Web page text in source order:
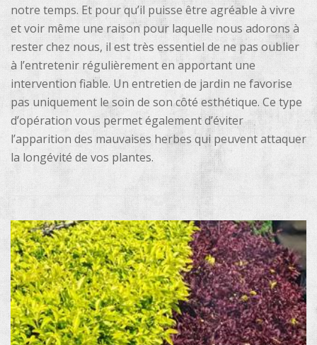
notre temps. Et pour qu’il puisse être agréable à vivre
et voir même une raison pour laquelle nous adorons à
rester chez nous, il est très essentiel de ne pas oublier
à l’entretenir régulièrement en apportant une
intervention fiable. Un entretien de jardin ne favorise
pas uniquement le soin de son côté esthétique. Ce type
d’opération vous permet également d’éviter
l’apparition des mauvaises herbes qui peuvent attaquer
la longévité de vos plantes.